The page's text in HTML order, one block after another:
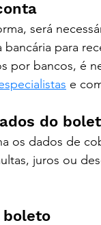
será
para
por bancos, é
e
do
os dados de
juros ou
boleto